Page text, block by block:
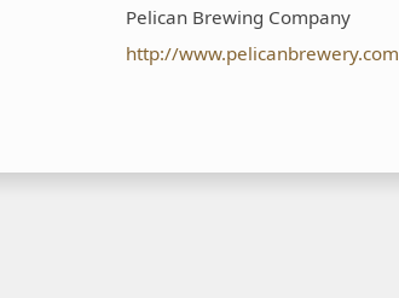
Pelican Brewing Company
http://www.pelicanbrewery.com